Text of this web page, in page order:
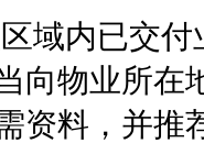
域内已交
向物业所
资料，并推